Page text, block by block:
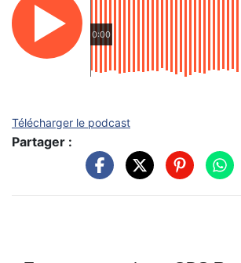
0:00
Télécharger le podcast
Partager :